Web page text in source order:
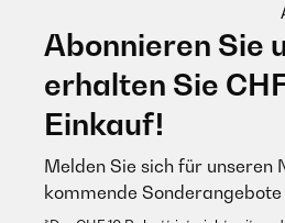
Abonnieren Sie
erhalten Sie
Einkauf!
Melden Sie sich für unseren
kommende